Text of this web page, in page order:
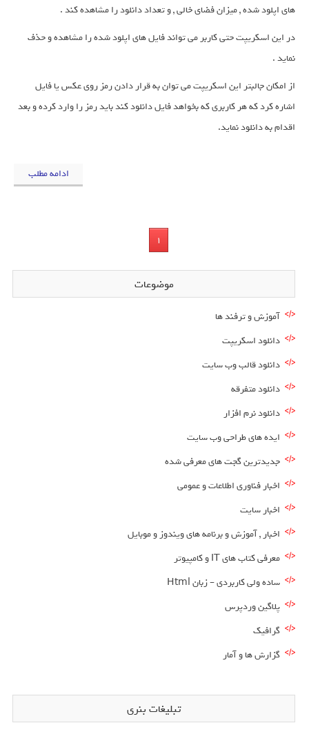
های اپلود شده , میزان فضای خالی , و تعداد دانلود را مشاهده کند .
در این اسکریپت حتی کاربر می تواند فایل های اپلود شده را مشاهده و حذف
نماید .
از امکان جالبتر این اسکریپت می توان به قرار دادن رمز روی عکس یا فایل
اشاره کرد که هر کاربری که بخواهد فایل دانلود کند باید رمز را وارد کرده و بعد
اقدام به دانلود نماید.
ادامه مطلب
1
موضوعات
آموزش و ترفند ها
دانلود اسکریپت
دانلود قالب وب سایت
دانلود متفرقه
دانلود نرم افزار
ایده های طراحی وب سایت
جدیدترین گجت های معرفی شده
اخبار فناوری اطلاعات و عمومی
اخبار سایت
اخبار , آموزش و برنامه های ویندوز و موبایل
معرفی کتاب های IT و کامپیوتر
ساده ولی کاربردی – زبان Html
پلاگین وردپرس
گرافیک
گزارش ها و آمار
تبلیغات بنری